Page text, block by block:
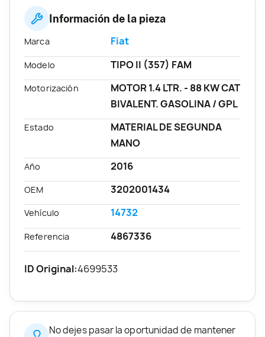
Información de la pieza
Marca Fiat
Modelo TIPO II (357) FAM
Motorización
MOTOR 1.4 LTR. - 88 KW CAT
BIVALENT. GASOLINA / GPL
Estado
MATERIAL DE SEGUNDA
MANO
Año 2016
OEM 3202001434
Vehículo 14732
Referencia 4867336
ID Original:4699533
No dejes pasar la oportunidad de mantener